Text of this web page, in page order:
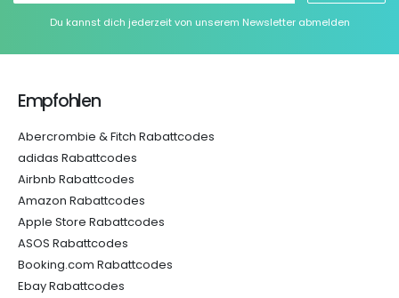
Du kannst dich jederzeit von unserem Newsletter abmelden
Empfohlen
Abercrombie & Fitch Rabattcodes
adidas Rabattcodes
Airbnb Rabattcodes
Amazon Rabattcodes
Apple Store Rabattcodes
ASOS Rabattcodes
Booking.com Rabattcodes
Ebay Rabattcodes